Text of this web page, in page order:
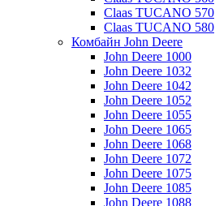
Claas TUCANO 570
Claas TUCANO 580
Комбайн John Deere
John Deere 1000
John Deere 1032
John Deere 1042
John Deere 1052
John Deere 1055
John Deere 1065
John Deere 1068
John Deere 1072
John Deere 1075
John Deere 1085
John Deere 1088